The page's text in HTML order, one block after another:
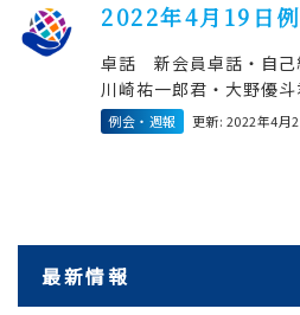
2022年4月19日
卓話 新会員卓話・自己
川崎祐一郎君・大野優
例会・週報 更新: 2022年4月
最新情報